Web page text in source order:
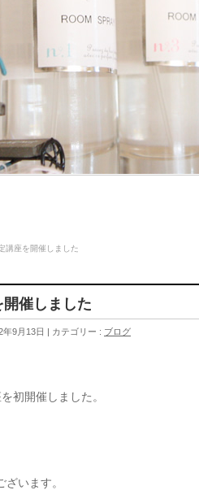
講座を開催しました
催しました
年9月13日 カテゴリー : ブログ
初開催しました。
います。